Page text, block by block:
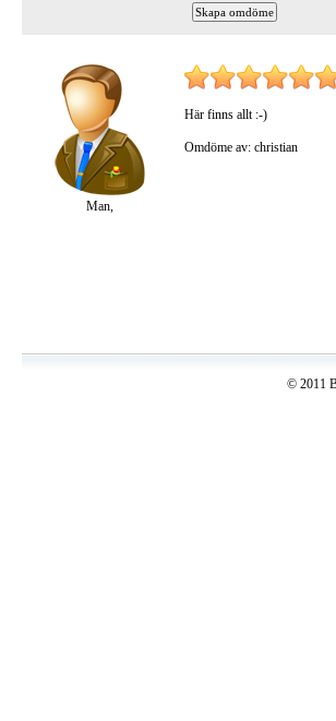
Man,
Här finns allt :-)
Omdöme av: christian
© 2011